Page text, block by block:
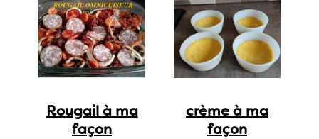
Rougail à ma
façon
crème à ma
façon